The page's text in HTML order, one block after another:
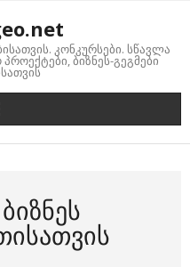
კონკურსები. სწავლა
ბიზნეს-გეგმები